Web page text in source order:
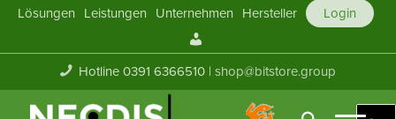
Lösungen Leistungen Unternehmen Hersteller
Login
Konto
Hotline 0391 6366510 |shop@bitstore.group